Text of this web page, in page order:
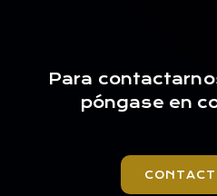
Para
póngase en